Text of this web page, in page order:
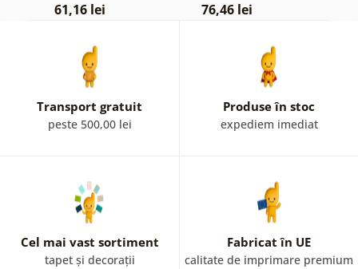
61,16 lei 76,46 lei
Transport gratuit
peste 500,00 lei
Produse în stoc
expediem imediat
Cel mai vast sortiment
tapet și decorații
Fabricat în UE
calitate de imprimare premium